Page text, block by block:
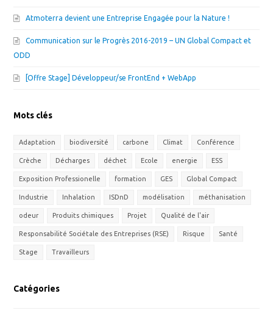
Atmoterra devient une Entreprise Engagée pour la Nature !
Communication sur le Progrès 2016-2019 – UN Global Compact et
ODD
[Offre Stage] Développeur/se FrontEnd + WebApp
Mots clés
Adaptation biodiversité carbone Climat Conférence
Crèche Décharges déchet Ecole energie ESS
Exposition Professionelle formation GES Global Compact
Industrie Inhalation ISDnD modélisation méthanisation
odeur Produits chimiques Projet Qualité de l'air
Responsabilité Sociétale des Entreprises (RSE) Risque Santé
Stage Travailleurs
Catégories